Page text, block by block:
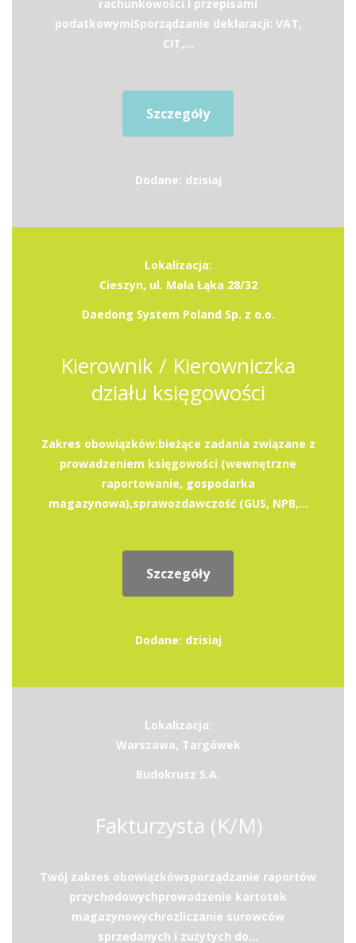
rachunkowości i przepisami
podatkowymiSporządzanie deklaracji: VAT,
CIT,...
Szczegóły
Dodane: dzisiaj
Lokalizacja:
Cieszyn, ul. Mała Łąka 28/32
Daedong System Poland Sp. z o.o.
Kierownik / Kierowniczka
działu księgowości
Zakres obowiązków:bieżące zadania związane z
prowadzeniem księgowości (wewnętrzne
raportowanie, gospodarka
magazynowa),sprawozdawczość (GUS, NPB,...
Szczegóły
Dodane: dzisiaj
Lokalizacja:
Warszawa, Targówek
Budokrusz S.A.
Fakturzysta (K/M)
Twój zakres obowiązkówsporządzanie raportów
przychodowychprowadzenie kartotek
magazynowychrozliczanie surowców
sprzedanych i zużytych do...